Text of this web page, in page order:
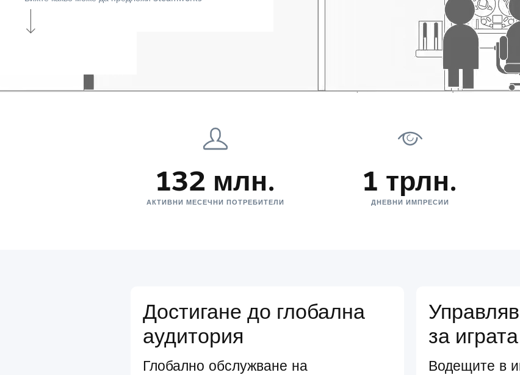
132 млн.
АКТИВНИ МЕСЕЧНИ ПОТРЕБИТЕЛИ
1 трлн.
ДНЕВНИ ИМПРЕСИИ
Достигане до глобална
аудитория
Глобално обслужване на
за
Водещите в